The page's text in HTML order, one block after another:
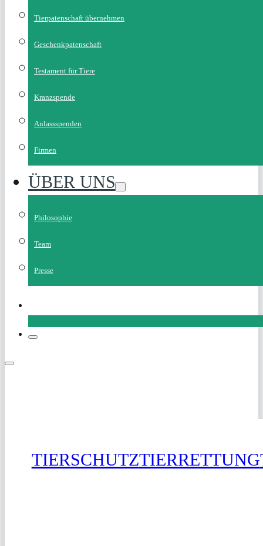
Tierpatenschaft übernehmen
Geschenkpatenschaft
Testament für Tiere
Kranzspende
Anlassspenden
Firmen
ÜBER UNS
Philosophie
Team
Presse
TIERSCHUTZTIERRETTUNG